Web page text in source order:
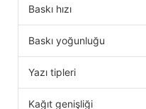
Baskı hızı
Baskı yoğunluğu
Yazı tipleri
Kağıt genişliği